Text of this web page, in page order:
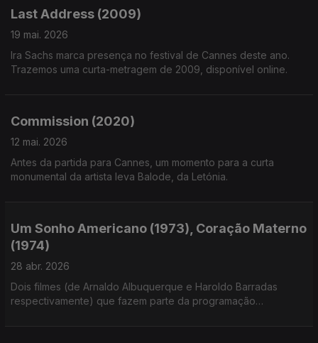
Last Address (2009)
19 mai. 2026
Ira Sachs marca presença no festival de Cannes deste ano.
Trazemos uma curta-metragem de 2009, disponível online.
Commission (2020)
12 mai. 2026
Antes da partida para Cannes, um momento para a curta
monumental da artista Ieva Balode, da Letónia.
Um Sonho Americano (1973), Coração Materno
(1974)
28 abr. 2026
Dois filmes (de Arnaldo Albuquerque e Haroldo Barradas
respectivamente) que fazem parte da programação